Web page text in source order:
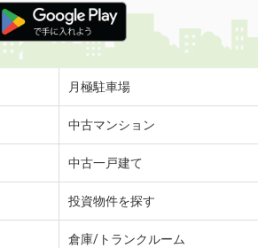
月極駐車場
中古マンション
中古一戸建て
投資物件を探す
倉庫/トランクルーム